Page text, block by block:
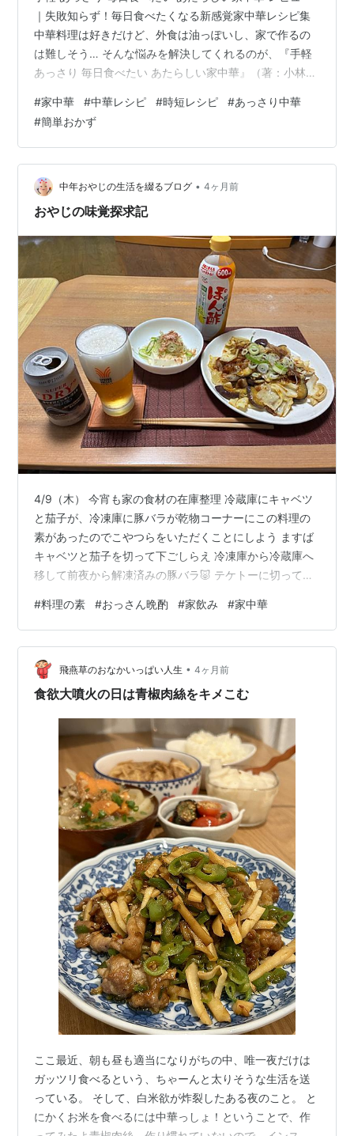
｜失敗知らず！毎日食べたくなる新感覚家中華レシピ集
中華料理は好きだけど、外食は油っぽいし、家で作るの
は難しそう… そんな悩みを解決してくれるのが、『手軽
あっさり 毎日食べたい あたらしい家中華』（著：小林ま
い」という常識を覆す、現代の食卓にぴったりな新しい
家中華レシピが満載の一冊です。 商品の特徴 この本の最
大の特徴は、**「手軽」と「あっさり」を徹底追求**し
ながら、本格的な中華の味わいを家庭で再現している点
です。 調理時間は最短5分〜、平均15分以内で完成する
時短レシピ中心 油を極…
#家中華 #中華レシピ #時短レシピ #あっさり中華
#簡単おかず
中年おやじの生活を綴るブログ • 4ヶ月前
おやじの味覚探求記
4/9（木） 今宵も家の食材の在庫整理 冷蔵庫にキャベツ
と茄子が、冷凍庫に豚バラが乾物コーナーにこの料理の
素があったのでこやつらをいただくことにしよう ますば
キャベツと茄子を切って下ごしらえ 冷凍庫から冷蔵庫へ
移して前夜から解凍済みの豚バラ🐷 テケトーに切って片
に焼き色がついたところでナスとキャベツをin 翌日が休
みだからニンニクマシマシ 刻みネギをオンして出来上が
り レンチン湯豆腐 スーパードライでスタート🍺 居酒屋
中年おやじ開店🏮 ガリバタ炒めアップ🔍 ビールの後は白
岳KAORUにチェンジ 前夜の麻婆豆腐、今夜のガリバタ炒
#料理の素 #おっさん晩酌 #家飲み #家中華
飛燕草のおなかいっぱい人生 • 4ヶ月前
食欲大噴火の日は青椒肉絲をキメこむ
ここ最近、朝も昼も適当になりがちの中、唯一夜だけは
ガッツリ食べるという、ちゃーんと太りそうな生活を送
っている。 そして、白米欲が炸裂したある夜のこと。 と
にかくお米を食べるには中華っしょ！ということで、作